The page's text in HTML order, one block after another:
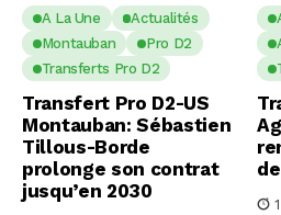
A La Une
Actualités
Montauban
Pro D2
Transferts Pro D2
Transfert Pro D2-US
Montauban: Sébastien
Tillous-Borde
prolonge son contrat
jusqu’en 2030